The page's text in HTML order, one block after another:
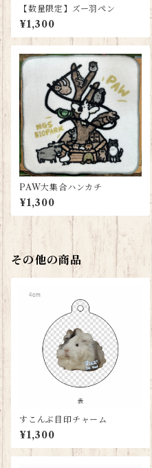
【数量限定】ズー羽ペン
¥1,300
PAW大集合ハンカチ
¥1,300
その他の商品
すこんぶ目印チャーム
¥1,300